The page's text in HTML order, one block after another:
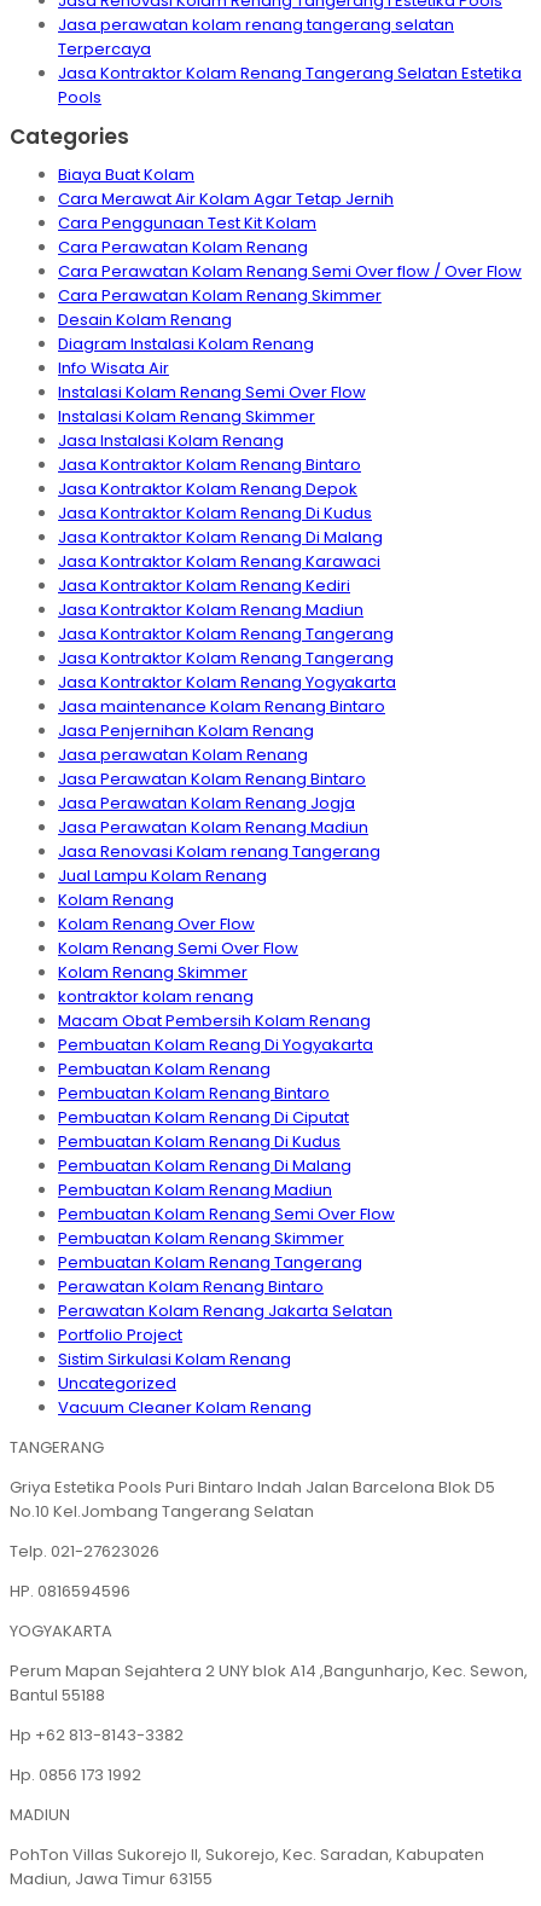
Jasa perawatan kolam renang tangerang selatan
Terpercaya
Jasa Kontraktor Kolam Renang Tangerang Selatan Estetika
Pools
Categories
Biaya Buat Kolam
Cara Merawat Air Kolam Agar Tetap Jernih
Cara Penggunaan Test Kit Kolam
Cara Perawatan Kolam Renang
Cara Perawatan Kolam Renang Semi Over flow / Over Flow
Cara Perawatan Kolam Renang Skimmer
Desain Kolam Renang
Diagram Instalasi Kolam Renang
Info Wisata Air
Instalasi Kolam Renang Semi Over Flow
Instalasi Kolam Renang Skimmer
Jasa Instalasi Kolam Renang
Jasa Kontraktor Kolam Renang Bintaro
Jasa Kontraktor Kolam Renang Depok
Jasa Kontraktor Kolam Renang Di Kudus
Jasa Kontraktor Kolam Renang Di Malang
Jasa Kontraktor Kolam Renang Karawaci
Jasa Kontraktor Kolam Renang Kediri
Jasa Kontraktor Kolam Renang Madiun
Jasa Kontraktor Kolam Renang Tangerang
Jasa Kontraktor Kolam Renang Tangerang
Jasa Kontraktor Kolam Renang Yogyakarta
Jasa maintenance Kolam Renang Bintaro
Jasa Penjernihan Kolam Renang
Jasa perawatan Kolam Renang
Jasa Perawatan Kolam Renang Bintaro
Jasa Perawatan Kolam Renang Jogja
Jasa Perawatan Kolam Renang Madiun
Jasa Renovasi Kolam renang Tangerang
Jual Lampu Kolam Renang
Kolam Renang
Kolam Renang Over Flow
Kolam Renang Semi Over Flow
Kolam Renang Skimmer
kontraktor kolam renang
Macam Obat Pembersih Kolam Renang
Pembuatan Kolam Reang Di Yogyakarta
Pembuatan Kolam Renang
Pembuatan Kolam Renang Bintaro
Pembuatan Kolam Renang Di Ciputat
Pembuatan Kolam Renang Di Kudus
Pembuatan Kolam Renang Di Malang
Pembuatan Kolam Renang Madiun
Pembuatan Kolam Renang Semi Over Flow
Pembuatan Kolam Renang Skimmer
Pembuatan Kolam Renang Tangerang
Perawatan Kolam Renang Bintaro
Perawatan Kolam Renang Jakarta Selatan
Portfolio Project
Sistim Sirkulasi Kolam Renang
Uncategorized
Vacuum Cleaner Kolam Renang
TANGERANG
Griya Estetika Pools Puri Bintaro Indah Jalan Barcelona Blok D5
No.10 Kel.Jombang Tangerang Selatan
Telp. 021-27623026
HP. 0816594596
YOGYAKARTA
Perum Mapan Sejahtera 2 UNY blok A14 ,Bangunharjo, Kec. Sewon,
Bantul 55188
Hp +62 813-8143-3382
Hp. 0856 173 1992
MADIUN
PohTon Villas Sukorejo II, Sukorejo, Kec. Saradan, Kabupaten
Madiun, Jawa Timur 63155